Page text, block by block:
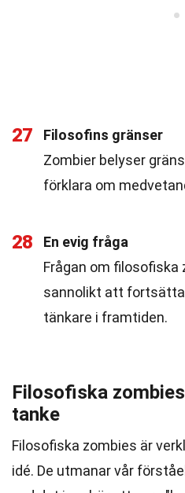
27
Filosofins gränser
Zombier belyser
förklara om
28
En evig fråga
Frågan om filosofiska
sannolikt att
tänkare i framtiden.
Filosofiska
tanke
Filosofiska zombies är
idé. De utmanar vår